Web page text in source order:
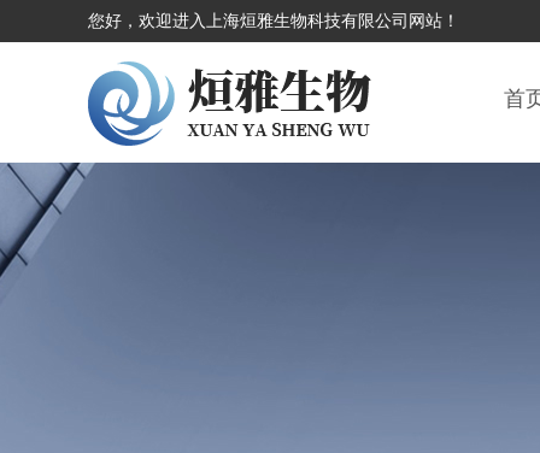
您好，欢迎进入上海烜雅生物科技有限公司网站！
首